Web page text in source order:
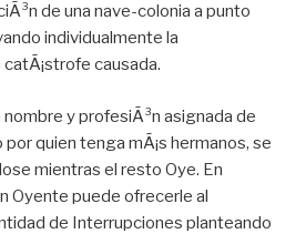
de una nave-colonia a punto
individualmente la
causada.
y profesiÃ³n asignada de
por quien tenga mÃ¡s hermanos, se
mientras el resto Oye. En
Oyente puede ofrecerle al
de Interrupciones planteando